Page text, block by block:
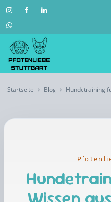
Startseite Blog Hundetraining
Wissen